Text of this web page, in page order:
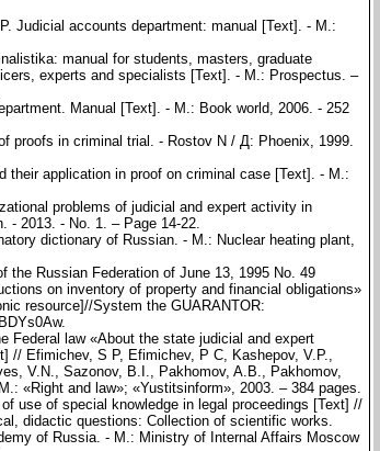
Judicial accounts department: manual [Text]. - M.:
manual for students, masters, graduate
experts and specialists [Text]. - M.: Prospectus. –
Manual [Text]. - M.: Book world, 2006. - 252
proofs in criminal trial. - Rostov N / Д: Phoenix, 1999.
their application in proof on criminal case [Text]. - M.:
problems of judicial and expert activity in
- 2013. - No. 1. – Page 14-22.
dictionary of Russian. - M.: Nuclear heating plant,
the Russian Federation of June 13, 1995 No. 49
on inventory of property and financial obligations»
resource]//System the GUARANTOR:
Federal law «About the state judicial and expert
// Efimichev, S P, Efimichev, P C, Kashepov, V.P.,
V.N., Sazonov, B.I., Pakhomov, A.B., Pakhomov,
«Right and law»; «Yustitsinform», 2003. – 384 pages.
use of special knowledge in legal proceedings [Text] //
didactic questions: Collection of scientific works.
of Russia. - M.: Ministry of Internal Affairs Moscow